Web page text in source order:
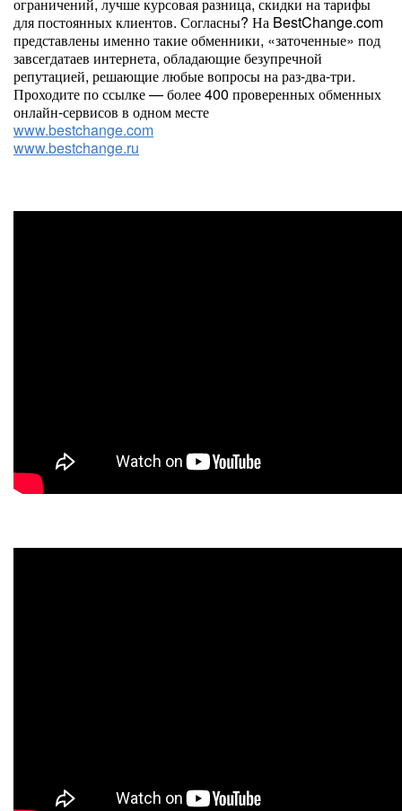
для постоянных клиентов. Согласны? На BestChange.com
представлены именно такие обменники, «заточенные» под
завсегдатаев интернета, обладающие безупречной
репутацией, решающие любые вопросы на раз-два-три.
Проходите по ссылке — более 400 проверенных обменных
онлайн-сервисов в одном месте
www.bestchange.com
www.bestchange.ru